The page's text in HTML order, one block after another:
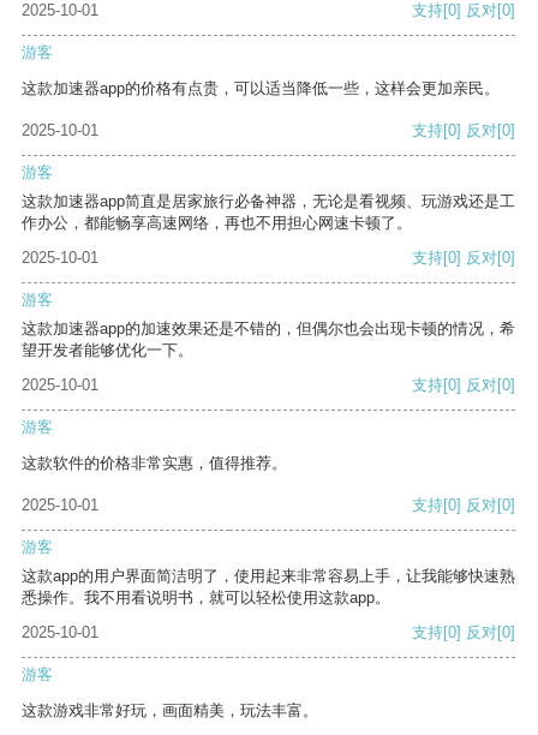
2025-10-01 支持[0] 反对[0]
游客
这款加速器app的价格有点贵，可以适当降低一些，这样会更加亲民。
2025-10-01 支持[0] 反对[0]
游客
这款加速器app简直是居家旅行必备神器，无论是看视频、玩游戏还是工
作办公，都能畅享高速网络，再也不用担心网速卡顿了。
2025-10-01
支持[0] 反对[0]
游客
这款加速器app的加速效果还是不错的，但偶尔也会出现卡顿的情况，希
望开发者能够优化一下。
2025-10-01
支持[0] 反对[0]
游客
这款软件的价格非常实惠，值得推荐。
2025-10-01 支持[0] 反对[0]
游客
这款app的用户界面简洁明了，使用起来非常容易上手，让我能够快速熟
悉操作。我不用看说明书，就可以轻松使用这款app。
2025-10-01
支持[0] 反对[0]
游客
这款游戏非常好玩，画面精美，玩法丰富。